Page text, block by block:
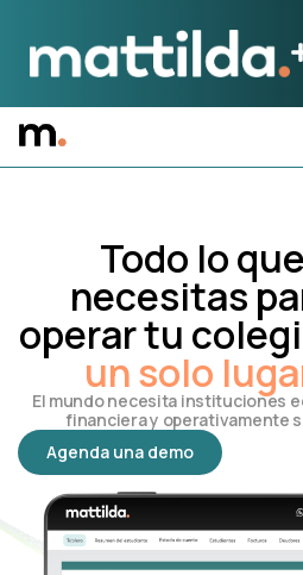
Todo lo que
necesitas
operar tu
un solo
El mundo necesita instituciones
financiera y operativamente
Agenda una demo